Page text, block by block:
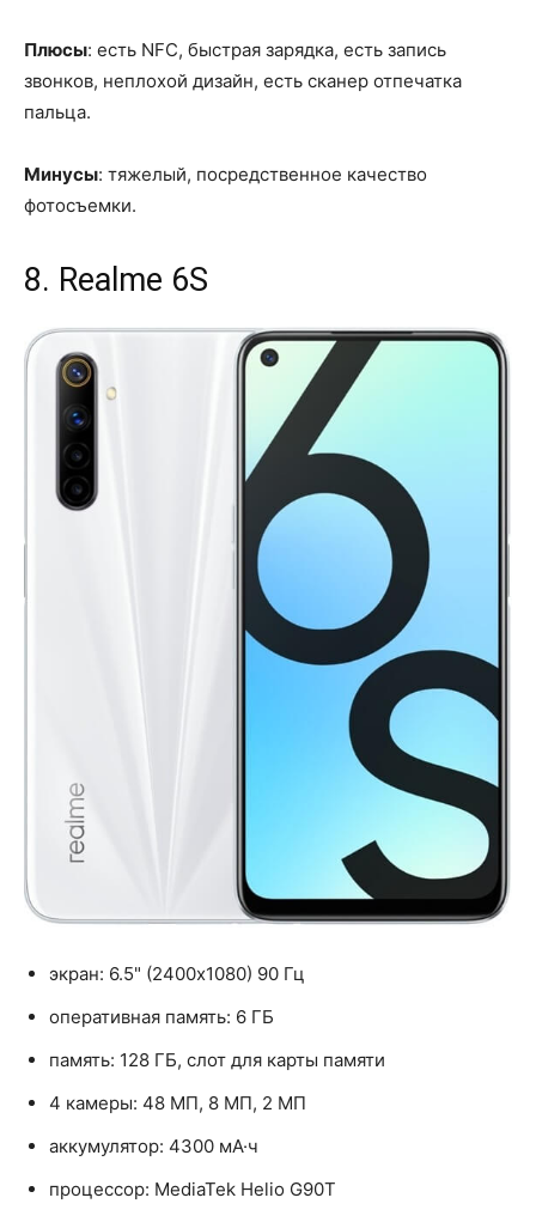
Плюсы: есть NFC, быстрая зарядка, есть запись
звонков, неплохой дизайн, есть сканер отпечатка
пальца.
Минусы: тяжелый, посредственное качество
фотосъемки.
8. Realme 6S
экран: 6.5" (2400x1080) 90 Гц
оперативная память: 6 ГБ
память: 128 ГБ, слот для карты памяти
4 камеры: 48 МП, 8 МП, 2 МП
аккумулятор: 4300 мА·ч
процессор: MediaTek Helio G90T